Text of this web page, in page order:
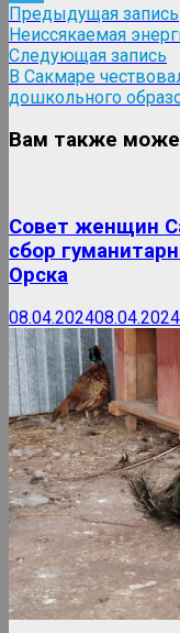
Telegram
Навигация
по
записям
Предыдущая запись
Неиссякаемая
Следующая запись
В Сакмаре
дошкольного
Вам также
Совет женщин
сбор
Орска
08.04.202408.04.2024